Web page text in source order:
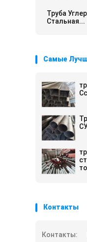
Труба
Стальная...
Самые
Сс
Контакты
Контакты: